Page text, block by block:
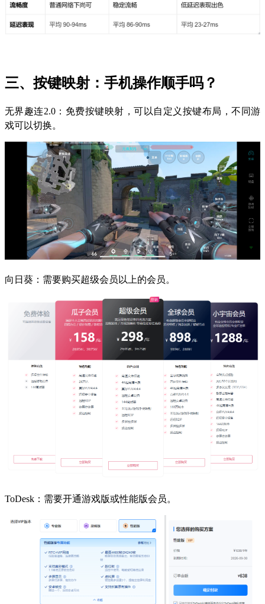
三、按键映射：手机操作顺手吗？
无界趣连2.0：免费按键映射，可以自定义按键布局，不同游
戏可以切换。
向日葵：需要购买超级会员以上的会员。
ToDesk：需要开通游戏版或性能版会员。